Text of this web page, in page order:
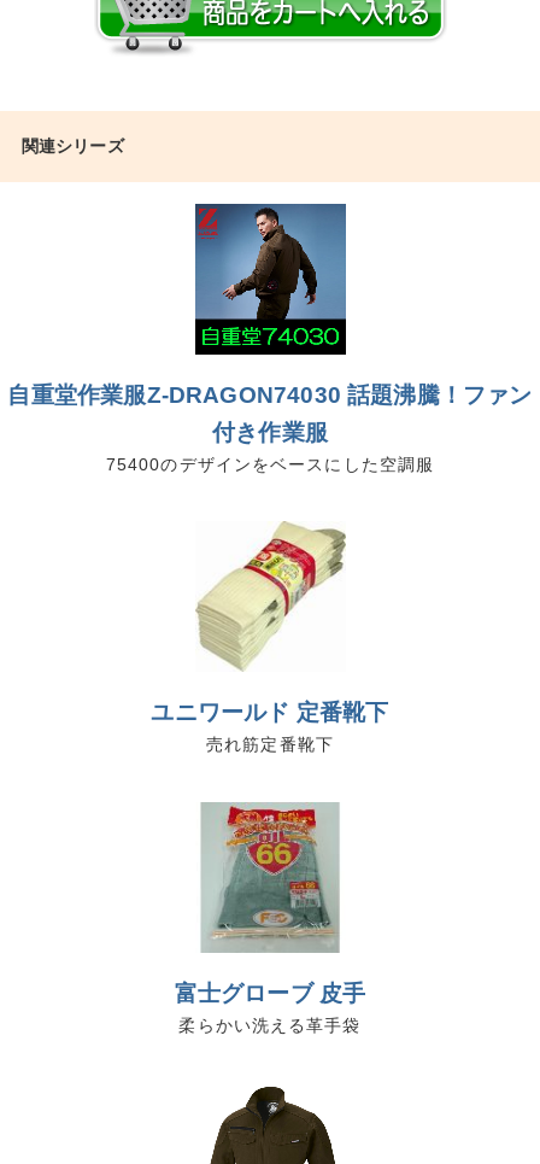
関連シリーズ
自重堂作業服Z-DRAGON74030 話題沸騰！ファン
付き作業服
75400のデザインをベースにした空調服
ユニワールド 定番靴下
売れ筋定番靴下
富士グローブ 皮手
柔らかい洗える革手袋